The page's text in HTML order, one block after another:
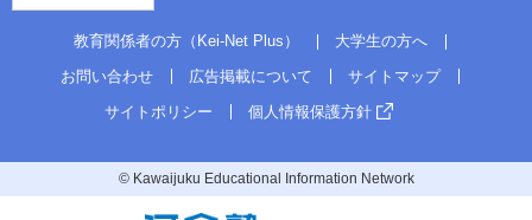
教育関係者の方（Kei-Net Plus）
大学生の方へ
お問い合わせ
広告掲載について
サイトマップ
サイトポリシー
個人情報保護方針
© Kawaijuku Educational Information Network